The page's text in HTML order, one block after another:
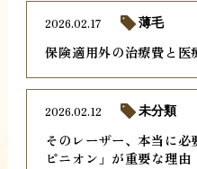
保険適用外の治療費と医
2026.02.17 薄毛
そのレーザー、本当に
ピニオン」が重要な理由
2026.02.12 未分類